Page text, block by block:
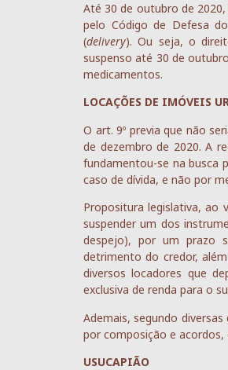
Até 30 de outubro de
pelo Código de Defesa
(delivery). Ou seja, o
suspenso até 30 de
medicamentos.
LOCAÇÕES DE IMÓVEIS
O art. 9º previa que não
de dezembro de 2020. A
fundamentou-se na busca
caso de dívida, e não por
Propositura legislativa, ao
suspender um dos
despejo), por um prazo
detrimento do credor,
diversos locadores que
exclusiva de renda para o
Ademais, segundo
por composição e
USUCAPIÃO